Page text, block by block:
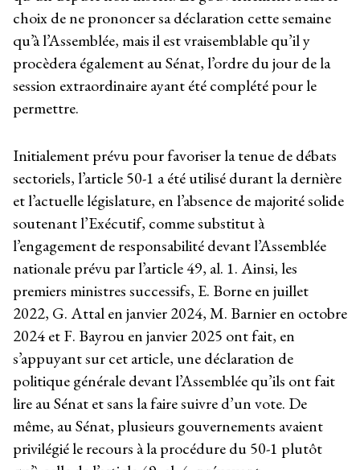
choix de ne prononcer sa déclaration cette semaine
qu’à l’Assemblée, mais il est vraisemblable qu’il y
procèdera également au Sénat, l’ordre du jour de la
session extraordinaire ayant été complété pour le
permettre.
Initialement prévu pour favoriser la tenue de débats
sectoriels, l’article 50-1 a été utilisé durant la dernière
et l’actuelle législature, en l’absence de majorité solide
soutenant l’Exécutif, comme substitut à
l’engagement de responsabilité devant l’Assemblée
nationale prévu par l’article 49, al. 1. Ainsi, les
premiers ministres successifs, E. Borne en juillet
2022, G. Attal en janvier 2024, M. Barnier en octobre
2024 et F. Bayrou en janvier 2025 ont fait, en
s’appuyant sur cet article, une déclaration de
politique générale devant l’Assemblée qu’ils ont fait
lire au Sénat et sans la faire suivre d’un vote. De
même, au Sénat, plusieurs gouvernements avaient
privilégié le recours à la procédure du 50-1 plutôt